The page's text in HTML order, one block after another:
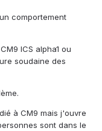
comportement
ICS alpha1 ou
soudaine des
à CM9 mais j'ouvre
sont dans le